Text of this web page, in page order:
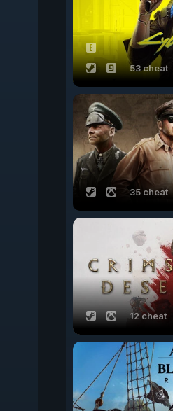
53 cheat
35 cheat
12 cheat